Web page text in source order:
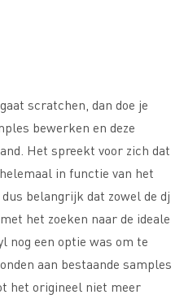
scratchen, dan doe je
bewerken en deze
Het spreekt voor zich dat
in functie van het
belangrijk dat zowel de dj
het zoeken naar de ideale
nog een optie was om te
aan bestaande samples
het origineel niet meer